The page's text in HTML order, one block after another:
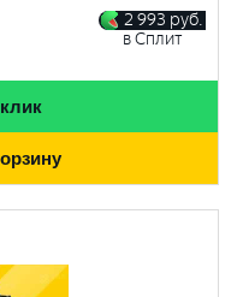
2 993 руб.
в Сплит